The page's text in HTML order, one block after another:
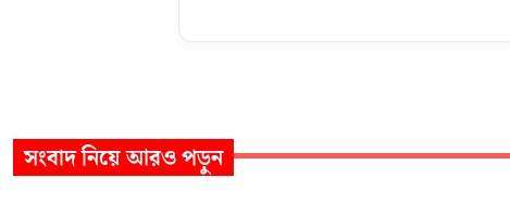
সংবাদনিয়ে আরও পড়ুন